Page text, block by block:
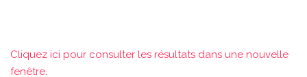
Cliquez ici pour consulter les résultats dans une nouvelle
fenêtre.